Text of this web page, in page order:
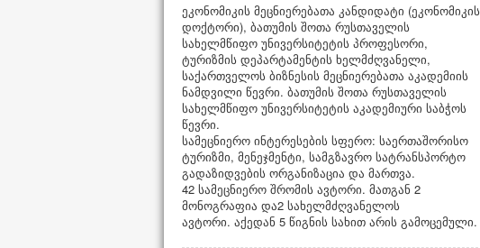
ეკონომიკის მეცნიერებათა კანდიდატი (ეკონომიკის
დოქტორი), ბათუმის შოთა რუსთაველის
სახელმწიფო უნივერსიტეტის პროფესორი,
ტურიზმის დეპარტამენტის ხელმძღვანელი,
საქართველოს ბიზნესის მეცნიერებათა აკადემიის
ნამდვილი წევრი. ბათუმის შოთა რუსთაველის
სახელმწიფო უნივერსიტეტის აკადემიური საბჭოს
წევრი.
სამეცნიერო ინტერესების სფერო: საერთაშორისო
ტურიზმი, მენეჯმენტი, სამგზავრო სატრანსპორტო
გადაზიდვების ორგანიზაცია და მართვა.
42 სამეცნიერო შრომის ავტორი. მათგან 2
მონოგრაფია და2 სახელმძღვანელოს
ავტორი. აქედან 5 წიგნის სახით არის გამოცემული.